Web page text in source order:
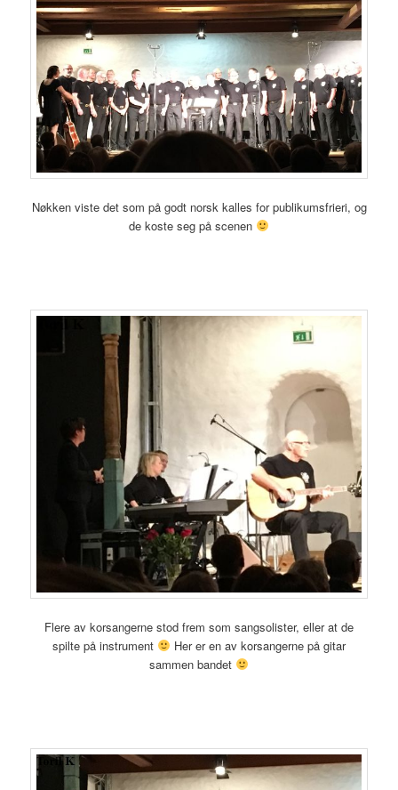
Nøkken viste det som på godt norsk kalles for publikumsfrieri, og
de koste seg på scenen
Flere av korsangerne stod frem som sangsolister, eller at de
spilte på instrument
Her er en av korsangerne på gitar
sammen bandet